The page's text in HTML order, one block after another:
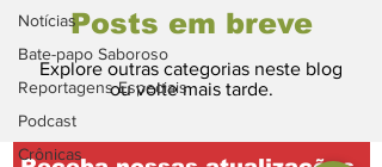
Notícias
Bate-papo Saboroso
Reportagens Especiais
Podcast
Crônicas
Posts em breve
Explore outras categorias neste blog
ou volte mais tarde.